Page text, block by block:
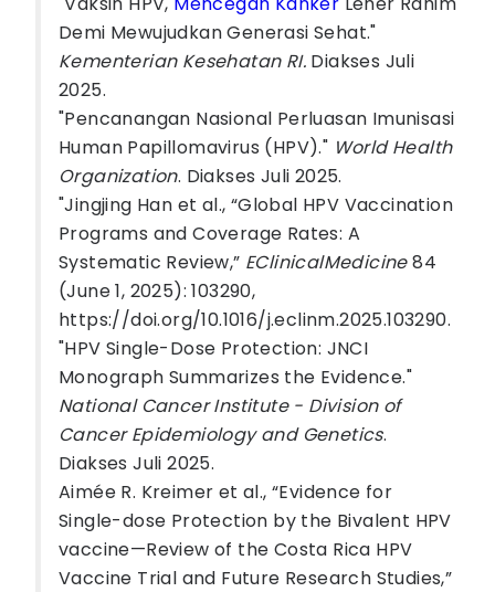
Demi Mewujudkan Generasi Sehat."
Kementerian Kesehatan RI. Diakses Juli
2025.
"Pencanangan Nasional Perluasan Imunisasi
Human Papillomavirus (HPV)." World Health
Organization. Diakses Juli 2025.
"Jingjing Han et al., “Global HPV Vaccination
Programs and Coverage Rates: A
Systematic Review,” EClinicalMedicine84
(June 1, 2025): 103290,
https://doi.org/10.1016/j.eclinm.2025.103290.
"HPV Single-Dose Protection: JNCI
Monograph Summarizes the Evidence."
National Cancer Institute - Division of
Cancer Epidemiology and Genetics.
Diakses Juli 2025.
Aimée R. Kreimer et al., “Evidence for
Single-dose Protection by the Bivalent HPV
vaccine—Review of the Costa Rica HPV
Vaccine Trial and Future Research Studies,”